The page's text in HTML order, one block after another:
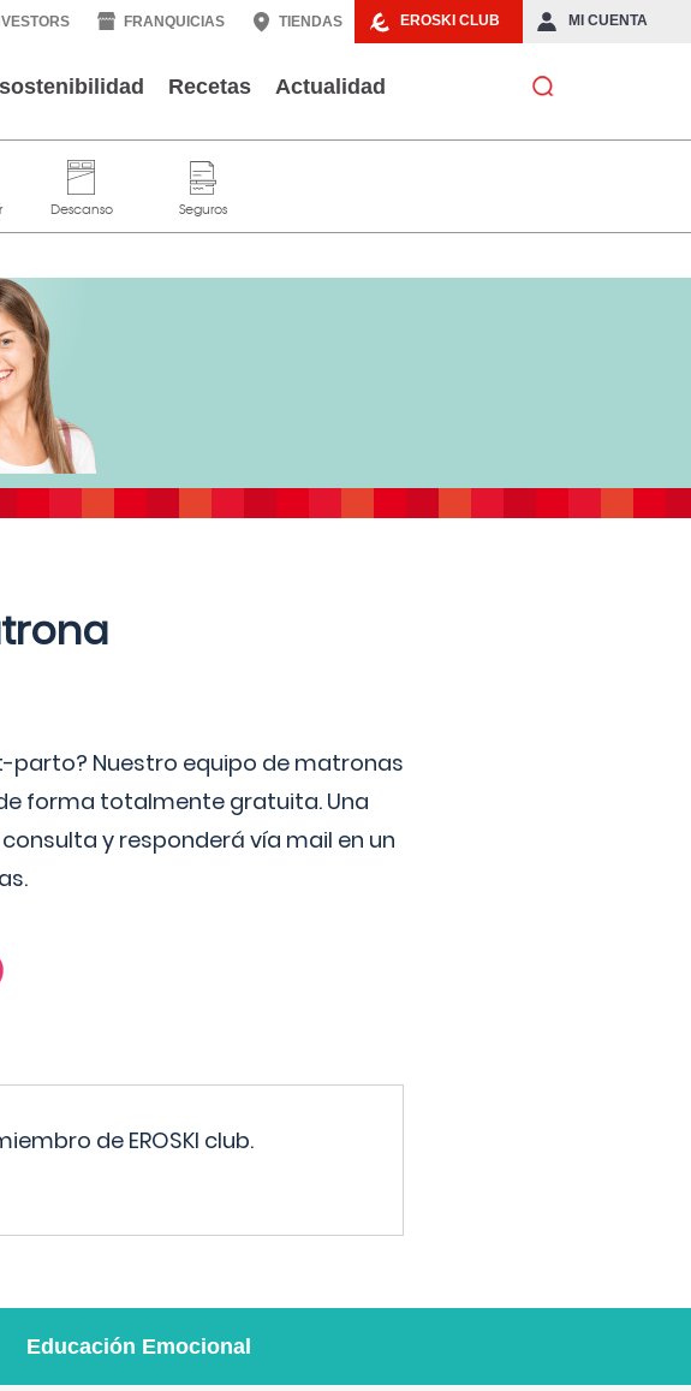
EROSKI CLUB MI CUENTA
FRANQUICIAS TIENDAS
Recetas Actualidad
parto? Nuestro equipo de matronas
forma totalmente gratuita. Una
y responderá vía mail en un
de EROSKI club.
Educación Emocional